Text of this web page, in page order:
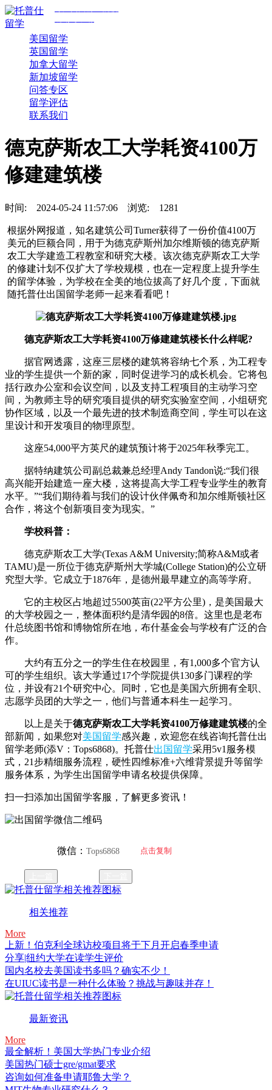
美国留学
英国留学
加拿大留学
新加坡留学
问答专区
留学评估
联系我们
德克萨斯农工大学耗资4100万
修建建筑楼
时间: 2024-05-24 11:57:06 浏览: 1281
根据外网报道，知名建筑公司Turner获得了一份价值4100万
美元的巨额合同，用于为德克萨斯州加尔维斯顿的德克萨斯
农工大学建造工程教室和研究大楼。该次德克萨斯农工大学
的修建计划不仅扩大了学校规模，也在一定程度上提升学生
的留学体验，为学校在全美的地位拔高了好几个度，下面就
随托普仕出国留学老师一起来看看吧！
德克萨斯农工大学耗资4100万修建建筑楼长什么样呢?
据官网透露，这座三层楼的建筑将容纳七个系，为工程专
业的学生提供一个新的家，同时促进学习的成长机会。它将包
括行政办公室和会议空间，以及支持工程项目的主动学习空
间，为教师主导的研究项目提供的研究实验室空间，小组研究
协作区域，以及一个最先进的技术制造商空间，学生可以在这
里设计和开发项目的物理原型。
这座54,000平方英尺的建筑预计将于2025年秋季完工。
据特纳建筑公司副总裁兼总经理Andy Tandon说:“我们很
高兴能开始建造一座大楼，这将提高大学工程专业学生的教育
水平。”“我们期待着与我们的设计伙伴佩奇和加尔维斯顿社区
合作，将这个创新项目变为现实。”
学校科普：
德克萨斯农工大学(Texas A&M University;简称A&M或者
TAMU)是一所位于德克萨斯州大学城(College Station)的公立研
究型大学。它成立于1876年，是德州最早建立的高等学府。
它的主校区占地超过5500英亩(22平方公里)，是美国最大
的大学校园之一，整体面积约是清华园的8倍。这里也是老布
什总统图书馆和博物馆所在地，布什基金会与学校有广泛的合
作。
大约有五分之一的学生住在校园里，有1,000多个官方认
可的学生组织。该大学通过17个学院提供130多门课程的学
位，并设有21个研究中心。同时，它也是美国六所拥有全职、
志愿学员团的大学之一，他们与普通本科生一起学习。
以上是关于德克萨斯农工大学耗资4100万修建建筑楼的全
部新闻，如果您对美国留学感兴趣，欢迎您在线咨询托普仕出
留学老师(添V：Tops6868)。托普仕出国留学采用5v1服务模
式，21步精细服务流程，硬性四维标准+六维背景提升等留学
服务体系，为学生出国留学申请名校提供保障。
扫一扫添加出国留学客服，了解更多资讯！
微信：Tops6868 点击复制
相关推荐
More
上新！伯克利全球访校项目将于下月开启春季申请
分享|纽约大学在读学生评价
国内名校去美国读书多吗？确实不少！
在UIUC读书是一种什么体验？挑战与趣味并存！
最新资讯
More
最全解析！美国大学热门专业介绍
美国热门硕士gre/gmat要求
咨询如何准备申请耶鲁大学？